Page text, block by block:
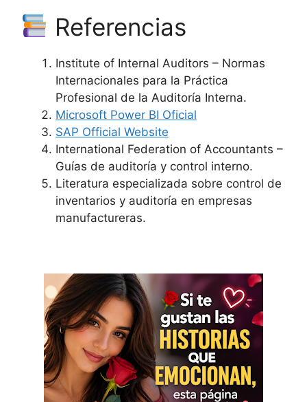
Referencias
Institute of Internal Auditors – Normas
Internacionales para la Práctica
Profesional de la Auditoría Interna.
Microsoft Power BI Oficial
SAP Official Website
International Federation of Accountants –
Guías de auditoría y control interno.
Literatura especializada sobre control de
inventarios y auditoría en empresas
manufactureras.